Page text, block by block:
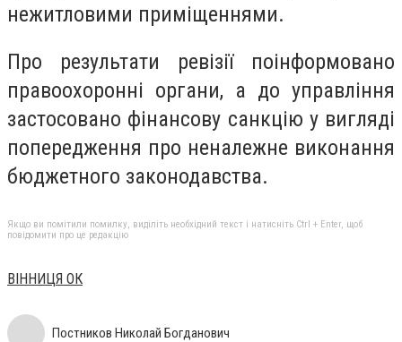
нежитловими приміщеннями.
Про результати ревізії поінформовано
правоохоронні органи, а до управління
застосовано фінансову санкцію у вигляді
попередження про неналежне виконання
бюджетного законодавства.
Якщо ви помітили помилку, виділіть необхідний текст і натисніть Ctrl + Enter, щоб
повідомити про це редакцію
ВІННИЦЯ ОК
Постников Николай Богданович